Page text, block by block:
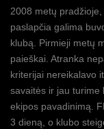
2008 metų
paslapčia galima
klubą. Pirmieji metų
paieškai. Atranka
kriterijai nereikalavo
savaitės ir jau turime
ekipos pavadinimą.
3 dieną, o klubo